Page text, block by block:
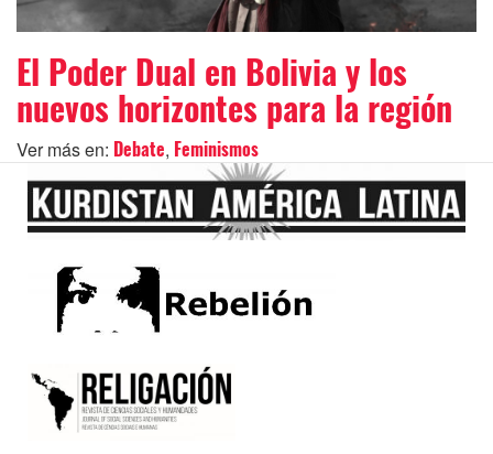
El Poder Dual en Bolivia y los
nuevos horizontes para la región
Ver más en: Debate, Feminismos